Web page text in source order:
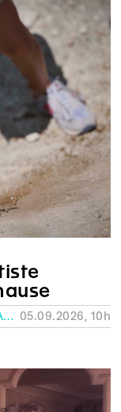
SASA - SITE ARCHÉOLOGIQUE SAINT-ANTOINE, GENÈVE 05.09.2026, 10h